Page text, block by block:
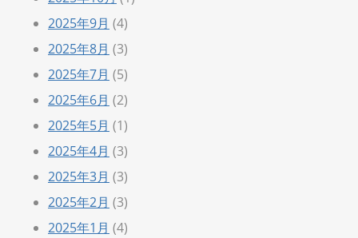
2025年9月 (4)
2025年8月 (3)
2025年7月 (5)
2025年6月 (2)
2025年5月 (1)
2025年4月 (3)
2025年3月 (3)
2025年2月 (3)
2025年1月 (4)